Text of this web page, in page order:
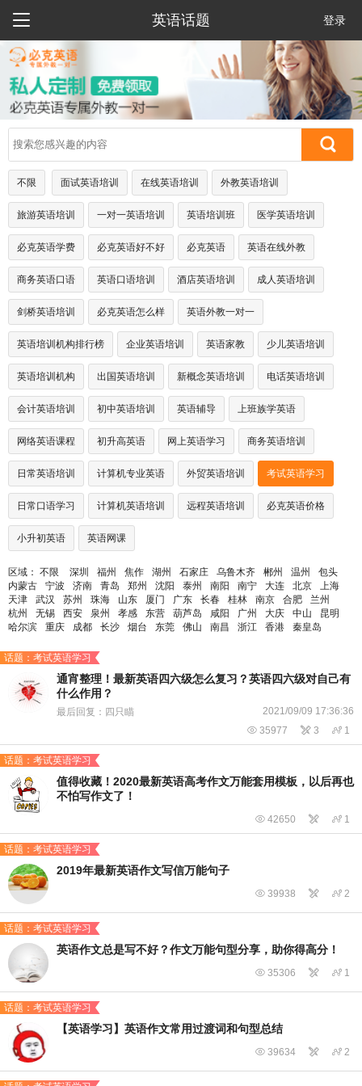
 英语话题 登录
不限 面试英语培训 在线英语培训 外教英语培训
旅游英语培训 一对一英语培训 英语培训班 医学英语培训
必克英语学费 必克英语好不好 必克英语 英语在线外教
商务英语口语 英语口语培训 酒店英语培训 成人英语培训
剑桥英语培训 必克英语怎么样 英语外教一对一
英语培训机构排行榜 企业英语培训 英语家教 少儿英语培训
英语培训机构 出国英语培训 新概念英语培训 电话英语培训
会计英语培训 初中英语培训 英语辅导 上班族学英语
网络英语课程 初升高英语 网上英语学习 商务英语培训
日常英语培训 计算机专业英语 外贸英语培训 考试英语学习
日常口语学习 计算机英语培训 远程英语培训 必克英语价格
小升初英语 英语网课
区域： 不限 深圳 福州 焦作 湖州 石家庄 乌鲁木齐 郴州 温州
包头
内蒙古
宁波 济南 青岛 郑州 沈阳 泰州 南阳 南宁 大连 北京
上海
天津
武汉 苏州 珠海 山东 厦门 广东 长春 桂林 南京 合肥
兰州
杭州
无锡 西安 泉州 孝感 东营 葫芦岛 咸阳 广州 大庆 中山
昆明
哈尔滨
重庆 成都 长沙 烟台 东莞 佛山 南昌 浙江 香港 秦皇岛
话题：考试英语学习
通宵整理！最新英语四六级怎么复习？英语四六级对自己有
什么作用？
最后回复：四只瞄 2021/09/09 17:36:36
 35977  3  1
话题：考试英语学习
值得收藏！2020最新英语高考作文万能套用模板，以后再也
不怕写作文了！
 42650   1
话题：考试英语学习
2019年最新英语作文写信万能句子
 39938   2
话题：考试英语学习
英语作文总是写不好？作文万能句型分享，助你得高分！
 35306   1
话题：考试英语学习
【英语学习】英语作文常用过渡词和句型总结
 39634   2